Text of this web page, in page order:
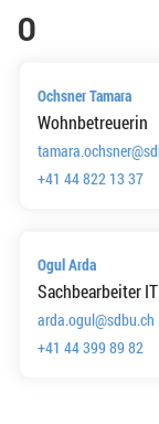
O
Ochsner Tamara
Wohnbetreuerin
+41 44 822 13 37
Ogul Arda
Sachbearbeiter IT
arda.ogul@sdbu.ch
+41 44 399 89 82